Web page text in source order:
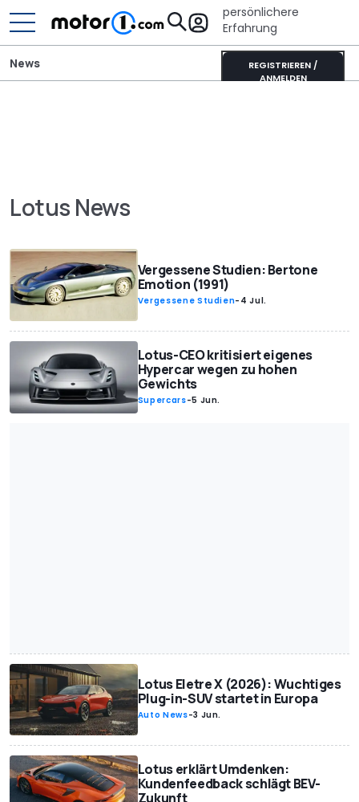
persönlichere
Erfahrung
REGISTRIEREN /
ANMELDEN
News
Lotus News
Vergessene Studien: Bertone
Emotion (1991)
Vergessene Studien- 4 Jul.
Lotus-CEO kritisiert eigenes
Hypercar wegen zu hohen
Gewichts
Supercars-5 Jun.
Lotus Eletre X (2026): Wuchtiges
Plug-in-SUV startet in Europa
Auto News-3 Jun.
Lotus erklärt Umdenken:
Kundenfeedback schlägt BEV-
Zukunft